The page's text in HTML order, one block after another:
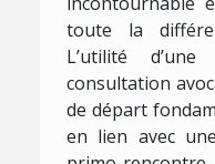
toute la
L’utilité
consultation
de départ
en lien avec